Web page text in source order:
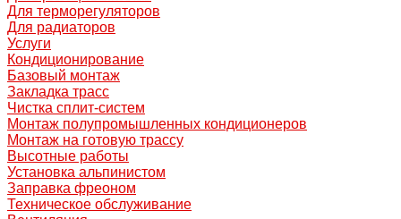
Для терморегуляторов
Для радиаторов
Услуги
Кондиционирование
Базовый монтаж
Закладка трасс
Чистка сплит-систем
Монтаж полупромышленных кондиционеров
Монтаж на готовую трассу
Высотные работы
Установка альпинистом
Заправка фреоном
Техническое обслуживание